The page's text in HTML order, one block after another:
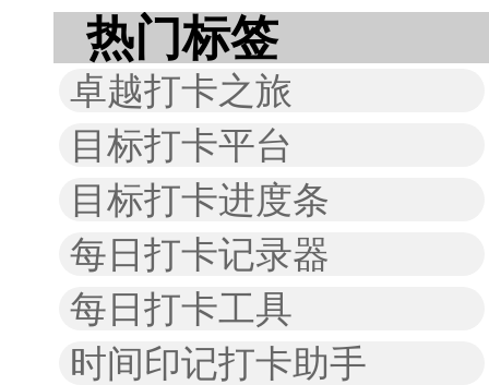
热门标签
卓越打卡之旅
目标打卡平台
目标打卡进度条
每日打卡记录器
每日打卡工具
时间印记打卡助手